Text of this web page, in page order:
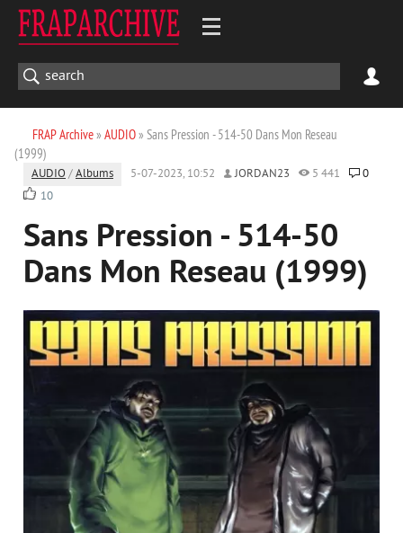
FRAP Archive» AUDIO» Sans Pression - 514-50 Dans Mon Reseau
(1999)
AUDIO /Albums 5-07-2023, 10:52 JORDAN23 5 441
0
10
Sans Pression - 514-50
Dans Mon Reseau (1999)